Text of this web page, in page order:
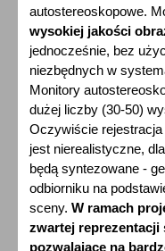
autostereoskopowe.
wysokiej jakości
jednocześnie, bez
niezbędnych w
Monitory
dużej liczby (30-50)
Oczywiście rejestracja
jest nierealistyczne,
będą syntezowane -
odbiorniku na
sceny.W ramach
zwartej
pozwalające na